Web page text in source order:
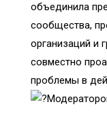
объединила
сообщества,
организаций и
совместно
проблемы в